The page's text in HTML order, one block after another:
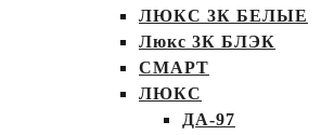
ЛЮКС 3К БЕЛЫЕ
Люкс 3К БЛЭК
СМАРТ
ЛЮКС
ДА-97